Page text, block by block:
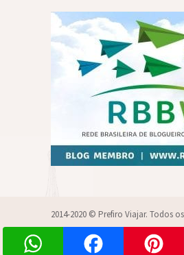
2014-2020 © Prefiro Viajar. Todos
Sobre
Parcerias Blogroll
WhatsApp Facebook